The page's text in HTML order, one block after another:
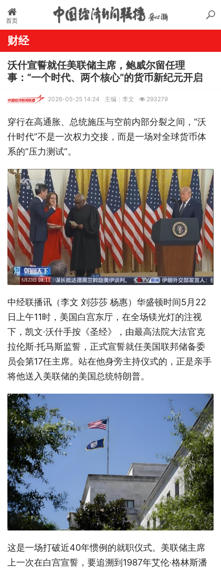
首页
财经
沃什宣誓就任美联储主席，鲍威尔留任理
事：“一个时代、两个核心”的货币新纪元开启
2026-05-25 14:24 主编：李文 293279
穿行在高通胀、总统施压与空前内部分裂之间，“沃
什时代”不是一次权力交接，而是一场对全球货币体
系的“压力测试”。
中经联播讯（李文 刘莎莎 杨惠）华盛顿时间5月22
日上午11时，美国白宫东厅，在全场镁光灯的注视
下，凯文·沃什手按《圣经》，由最高法院大法官克
拉伦斯·托马斯监誓，正式宣誓就任美国联邦储备委
员会第17任主席。站在他身旁主持仪式的，正是亲手
将他送入美联储的美国总统特朗普。
这是一场打破近40年惯例的就职仪式。美联储主席
上一次在白宫宣誓，要追溯到1987年艾伦·格林斯潘